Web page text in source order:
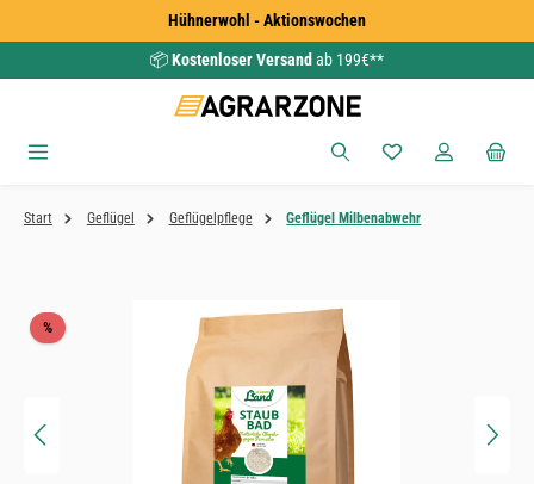
Zum Hauptinhalt springenHühnerwohl - Aktionswochen
📦Kostenloser Versand ab 199€**
Du hast 0
Start Geflügel Geflügelpflege Geflügel Milbenabwehr
Bildergalerie überspringen
%Rabatt